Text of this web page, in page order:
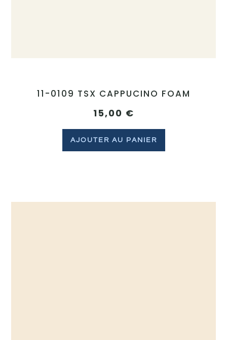
11-0109 TSX CAPPUCINO FOAM
15,00 €
AJOUTER AU PANIER